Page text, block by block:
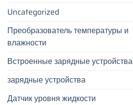
Uncategorized
Преобразователь температуры и
влажности
Встроенные зарядные устройства
зарядные устройства
Датчик уровня жидкости